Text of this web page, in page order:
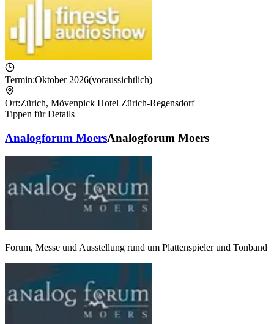
Termin:Oktober 2026(voraussichtlich)
Ort:Zürich, Mövenpick Hotel Zürich-Regensdorf
Tippen für Details
Analogforum MoersAnalogforum Moers
Forum, Messe und Ausstellung rund um Plattenspieler und Tonband